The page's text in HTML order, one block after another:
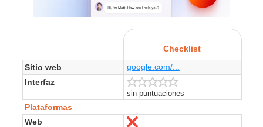
Checklist
Sitio web
google.com/...
Interfaz
sin puntuaciones
Plataformas
Web